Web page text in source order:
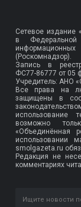
Сетевое издание
в
(Роскомнадзор).
Запись в
ФС77-86777 от 05
Учредитель: АНО
Все права на
защищены в
использование
возможно
«Объединённая
использовании
smolgazeta.ru
Редакция не
комментариях